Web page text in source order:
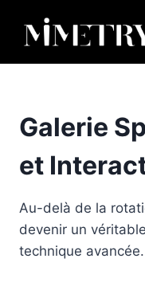
Galerie
et
Au-delà de la
devenir un
technique avancée.